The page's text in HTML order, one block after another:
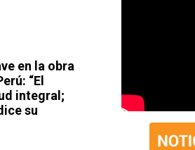
en la obra
“El
integral;
su